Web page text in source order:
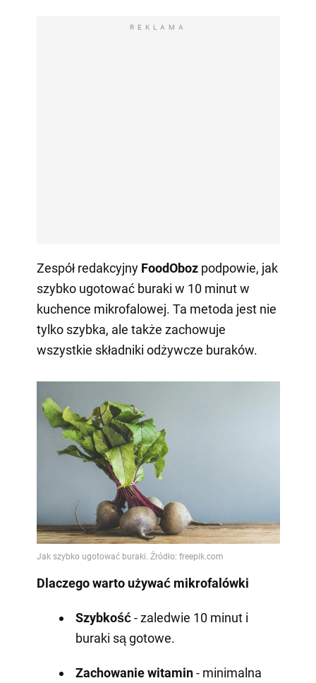
REKLAMA
Zespół redakcyjny FoodOboz podpowie, jak
szybko ugotować buraki w 10 minut w
kuchence mikrofalowej. Ta metoda jest nie
tylko szybka, ale także zachowuje
wszystkie składniki odżywcze buraków.
Dlaczego warto używać mikrofalówki
Szybkość- zaledwie 10 minut i
buraki są gotowe.
Zachowanie witamin- minimalna